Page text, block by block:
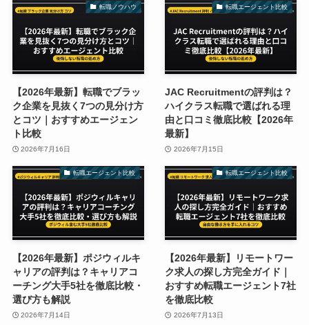
転職ノウハウ
【2026年最新】転職でブラッ
ク企業を見抜く7つの見分け方
とコツ｜おすすめエージェン
ト比較
2026年7月16日
転職エージェント比較
JAC Recruitmentの評判は？
ハイクラス転職で選ばれる理
由と口コミ徹底比較【2026年
最新】
2026年7月15日
転職エージェント比較
【2026年最新】ポジウィルキ
ャリアの評判は？キャリアコ
ーチング大手5社を徹底比較・
選び方も解説
2026年7月14日
転職エージェント比較
【2026年最新】リモートワー
ク求人の探し方完全ガイド｜
おすすめ転職エージェント7社
を徹底比較
2026年7月13日